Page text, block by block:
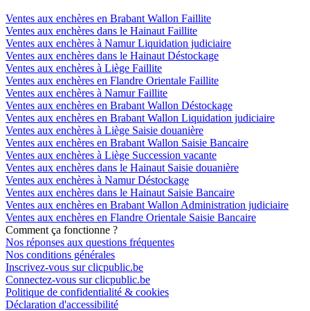
Ventes aux enchères en Brabant Wallon Faillite
Ventes aux enchères dans le Hainaut Faillite
Ventes aux enchères à Namur Liquidation judiciaire
Ventes aux enchères dans le Hainaut Déstockage
Ventes aux enchères à Liège Faillite
Ventes aux enchères en Flandre Orientale Faillite
Ventes aux enchères à Namur Faillite
Ventes aux enchères en Brabant Wallon Déstockage
Ventes aux enchères en Brabant Wallon Liquidation judiciaire
Ventes aux enchères à Liège Saisie douanière
Ventes aux enchères en Brabant Wallon Saisie Bancaire
Ventes aux enchères à Liège Succession vacante
Ventes aux enchères dans le Hainaut Saisie douanière
Ventes aux enchères à Namur Déstockage
Ventes aux enchères dans le Hainaut Saisie Bancaire
Ventes aux enchères en Brabant Wallon Administration judiciaire
Ventes aux enchères en Flandre Orientale Saisie Bancaire
Comment ça fonctionne ?
Nos réponses aux questions fréquentes
Nos conditions générales
Inscrivez-vous sur clicpublic.be
Connectez-vous sur clicpublic.be
Politique de confidentialité & cookies
Déclaration d'accessibilité